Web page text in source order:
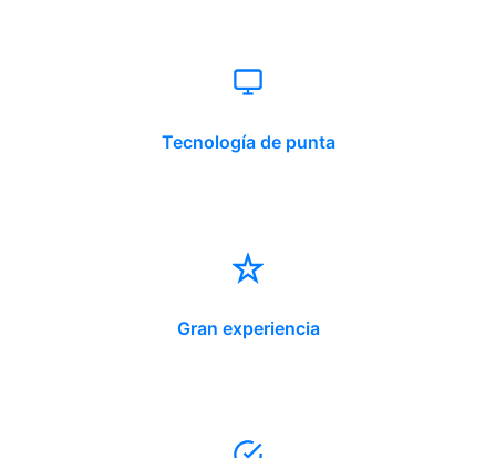
Tecnología de punta
Gran experiencia